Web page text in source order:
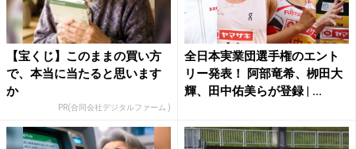
【宝くじ】このままの買い方
で、本当に当たると思います
か
PR(合同会社デジタルファーム )
全日本実業団選手権のエント
リー発表！ 阿部竜希、栁田大
輝、田中佑美らが登録 | ...